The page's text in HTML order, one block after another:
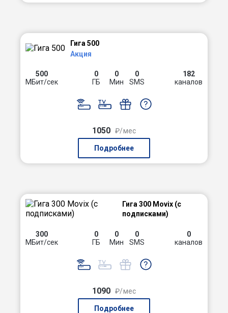
Гига 500
Акция
500
МБит/сек
0
ГБ
0
Мин
0
SMS
182
каналов
1050 ₽/мес
Подробнее
Гига 300 Movix (с
подписками)
300
МБит/сек
0
ГБ
0
Мин
0
SMS
0
каналов
1090 ₽/мес
Подробнее